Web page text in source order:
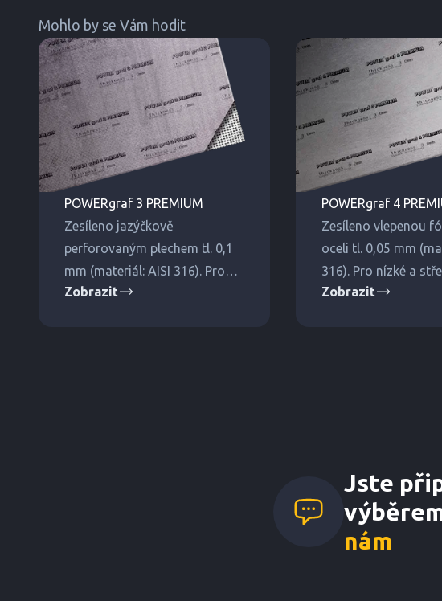
Mohlo by se Vám hodit
POWERgraf 3 PREMIUM
Zesíleno jazýčkově
perforovaným plechem tl. 0,1
mm (materiál: AISI 316). Pro
střední a vyšší tlaky.
Zobrazit
POWERgraf 4
Zesíleno vlepenou
oceli tl. 0,05 mm
316). Pro nízké a
Zobrazit
Jste
nám